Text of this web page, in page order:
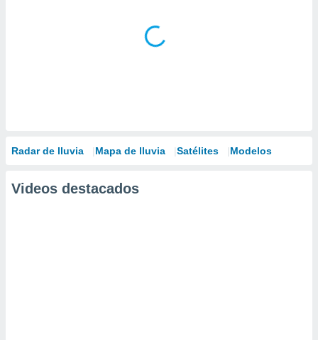
Radar de lluvia Mapa de lluvia Satélites Modelos
Videos destacados